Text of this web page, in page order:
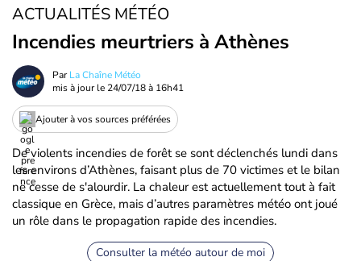
ACTUALITÉS MÉTÉO
Incendies meurtriers à Athènes
ParLa Chaîne Météo
mis à jour le 24/07/18 à 16h41
Ajouter à vos sources préférées
De violents incendies de forêt se sont déclenchés lundi dans
les environs d’Athènes, faisant plus de 70 victimes et le bilan
ne cesse de s'alourdir. La chaleur est actuellement tout à fait
classique en Grèce, mais d’autres paramètres météo ont joué
un rôle dans le propagation rapide des incendies.
Consulter la météo autour de moi